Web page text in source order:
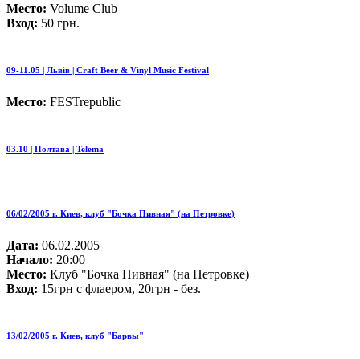
Место: Volume Club
Вход: 50 грн.
09-11.05 | Львів | Craft Beer & Vinyl Music Festival
Место: FESTrepublic
03.10 | Полтава | Telema
06/02/2005 г. Киев, клуб "Бочка Пивная" (на Петровке)
Дата: 06.02.2005
Начало: 20:00
Место: Клуб "Бочка Пивная" (на Петровке)
Вход: 15грн с флаером, 20грн - без.
13/02/2005 г. Киев, клуб "Барвы"